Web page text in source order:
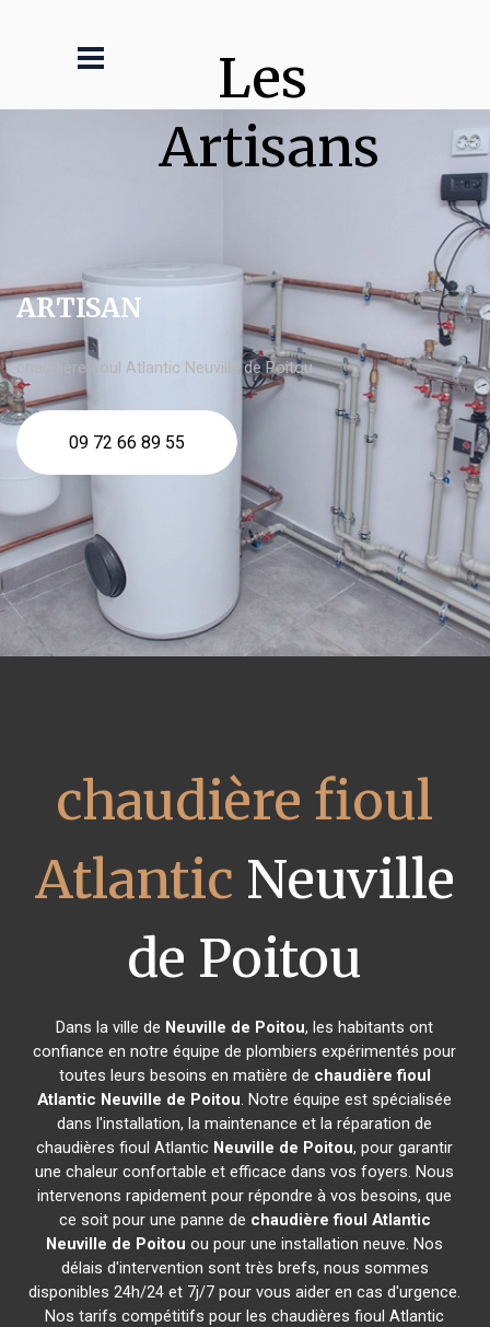
Les
Artisans
ARTISAN
chaudière fioul Atlantic Neuville de Poitou
09 72 66 89 55
chaudière fioul
Atlantic Neuville
de Poitou
Dans la ville de Neuville de Poitou, les habitants ont
confiance en notre équipe de plombiers expérimentés pour
toutes leurs besoins en matière de chaudière fioul
Atlantic Neuville de Poitou. Notre équipe est spécialisée
dans l'installation, la maintenance et la réparation de
chaudières fioul Atlantic Neuville de Poitou, pour garantir
une chaleur confortable et efficace dans vos foyers. Nous
intervenons rapidement pour répondre à vos besoins, que
ce soit pour une panne de chaudière fioul Atlantic
Neuville de Poitou ou pour une installation neuve. Nos
délais d'intervention sont très brefs, nous sommes
disponibles 24h/24 et 7j/7 pour vous aider en cas d'urgence.
Nos tarifs compétitifs pour les chaudières fioul Atlantic